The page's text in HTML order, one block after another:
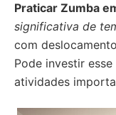
Praticar Zumba
significativa de
com
Pode investir
atividades